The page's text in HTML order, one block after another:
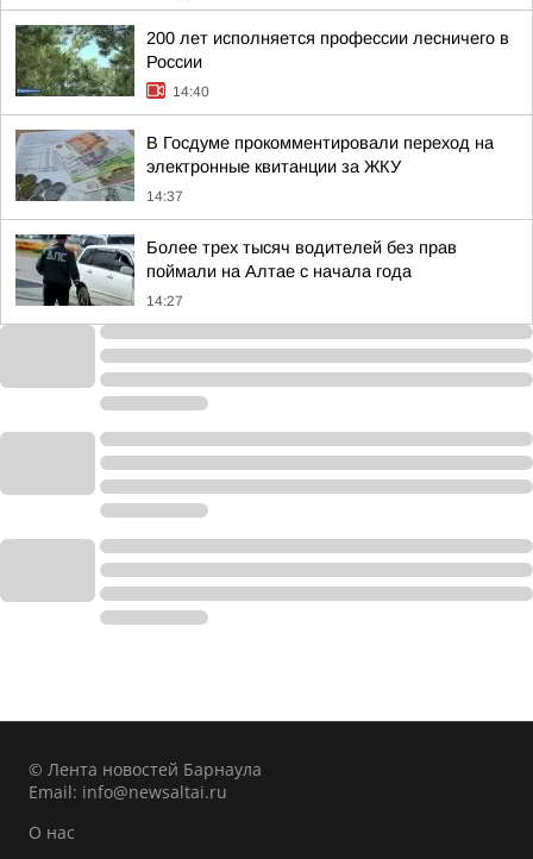
200 лет исполняется профессии лесничего в
России
14:40
В Госдуме прокомментировали переход на
электронные квитанции за ЖКУ
14:37
Более трех тысяч водителей без прав
поймали на Алтае с начала года
14:27
© Лента новостей Барнаула
Email: info@newsaltai.ru
О нас